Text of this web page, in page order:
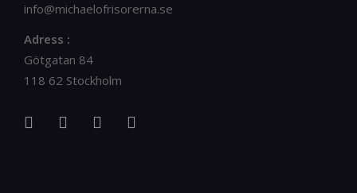
info@michaelofrisorerna.se
Adress :
Götgatan 84
118 62 Stockholm